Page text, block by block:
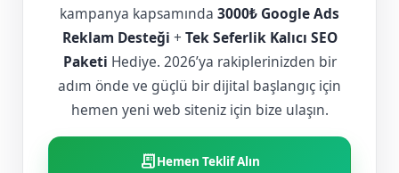
kampanya kapsamında 3000₺ Google Ads
Reklam Desteği + Tek Seferlik Kalıcı SEO
Paketi Hediye. 2026’ya rakiplerinizden bir
adım önde ve güçlü bir dijital başlangıç için
hemen yeni web siteniz için bize ulaşın.
receipt_longHemen Teklif Alın